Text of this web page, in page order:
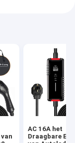
AC 16A het
Draagbare EV